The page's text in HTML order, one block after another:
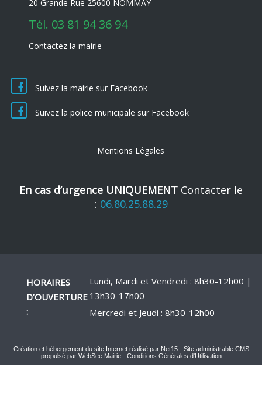
20 Grande Rue 25600 NOMMAY
Tél. 03 81 94 36 94
Contactez la mairie
Suivez la mairie sur Facebook
Suivez la police municipale sur Facebook
Mentions Légales
En cas d’urgence UNIQUEMENT Contacter le
: 06.80.25.88.29
HORAIRES
D’OUVERTURE
:
Lundi, Mardi et Vendredi : 8h30-12h00 |
13h30-17h00
Mercredi et Jeudi : 8h30-12h00
Création et hébergement du site Internet réalisé par Net15- Site administrable CMS
propulsé par WebSee Mairie- Conditions Générales d'Utilisation